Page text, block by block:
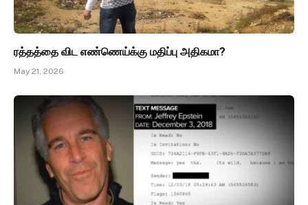
ரத்தத்தை விட எண்ணெய்க்கு மதிப்பு அதிகமா?
May 21, 2026